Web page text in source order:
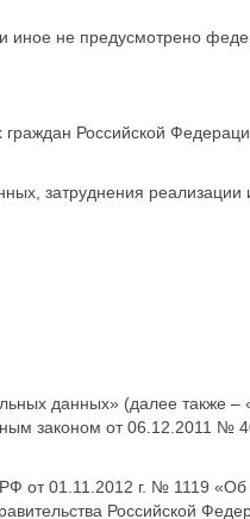
иное не предусмотрено
Российской
затруднения реализации
данных» (далее также –
законом от 06.12.2011 №
от 01.11.2012 г. № 1119 «Об
Российской